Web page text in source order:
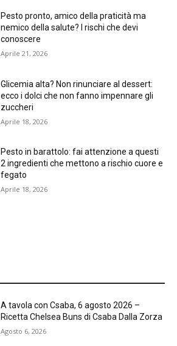
Pesto pronto, amico della praticità ma
nemico della salute? I rischi che devi
conoscere
Aprile 21, 2026
Glicemia alta? Non rinunciare al dessert:
ecco i dolci che non fanno impennare gli
zuccheri
Aprile 18, 2026
Pesto in barattolo: fai attenzione a questi
2 ingredienti che mettono a rischio cuore e
fegato
Aprile 18, 2026
A tavola con Csaba, 6 agosto 2026 –
Ricetta Chelsea Buns di Csaba Dalla Zorza
Agosto 6, 2026